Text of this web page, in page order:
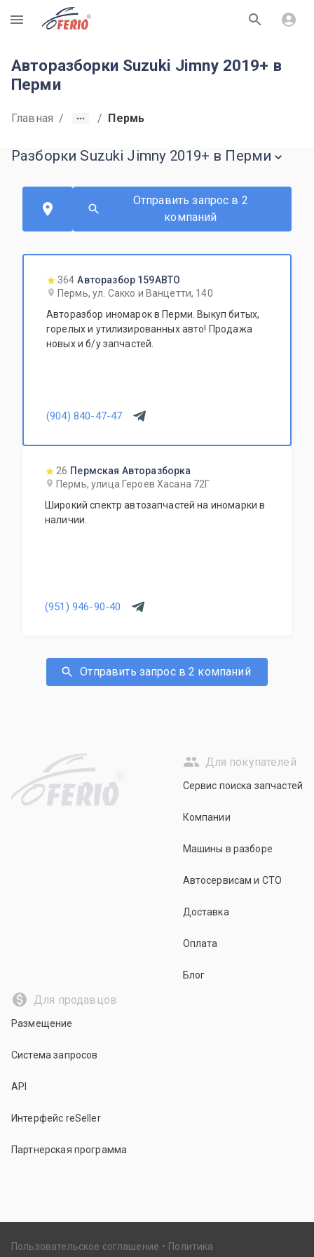
R
Авторазборки Suzuki Jimny 2019+ в
Перми
Главная / / Пермь
Разборки Suzuki Jimny 2019+ в Перми
Отправить запрос в 2
компаний
364 Авторазбор 159АВТО
Пермь, ул. Сакко и Ванцетти, 140
Авторазбор иномарок в Перми. Выкуп битых,
горелых и утилизированных авто! Продажа
новых и б/у запчастей.
(904) 840-47-47
26 Пермская Авторазборка
Пермь, улица Героев Хасана 72Г
Широкий спектр автозапчастей на иномарки в
наличии.
(951) 946-90-40
Отправить запрос в 2 компаний
R
Для покупателей
Сервис поиска запчастей
Компании
Машины в разборе
Автосервисам и СТО
Доставка
Оплата
Блог
Для продавцов
Размещение
Система запросов
API
Интерфейс reSeller
Партнерская программа
Пользовательское соглашение
Политика